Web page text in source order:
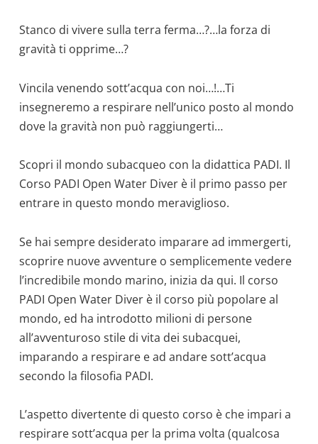
Stanco di vivere sulla terra ferma…?…la forza di
gravità ti opprime…?
Vincila venendo sott’acqua con noi…!…Ti
insegneremo a respirare nell’unico posto al mondo
dove la gravità non può raggiungerti…
Scopri il mondo subacqueo con la didattica PADI. Il
Corso PADI Open Water Diver è il primo passo per
entrare in questo mondo meraviglioso.
Se hai sempre desiderato imparare ad immergerti,
scoprire nuove avventure o semplicemente vedere
l’incredibile mondo marino, inizia da qui. Il corso
PADI Open Water Diver è il corso più popolare al
mondo, ed ha introdotto milioni di persone
all’avventuroso stile di vita dei subacquei,
imparando a respirare e ad andare sott’acqua
secondo la filosofia PADI.
L’aspetto divertente di questo corso è che impari a
respirare sott’acqua per la prima volta (qualcosa